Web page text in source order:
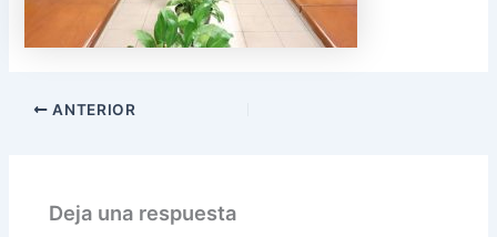
ANTERIOR
Deja una respuesta